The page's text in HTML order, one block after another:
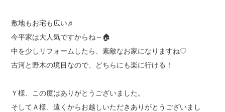
敷地もお宅も広い♬
今平家は大人気ですからね～🏠
中を少しリフォームしたら、素敵なお家になりますね♡
古河と野木の境目なので、どちらにも楽に行ける！
Ｙ様、この度はありがとうございました。
そしてＡ様、遠くからお越しいただきありがとうございまし